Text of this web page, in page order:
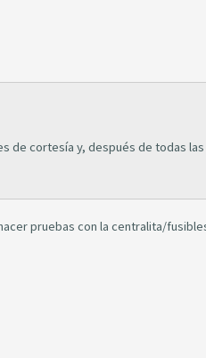
de cortesía y, después de todas
pruebas con la centralita/